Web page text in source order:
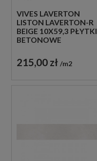
VIVES LAVERTON
LISTON LAVERTON-R
BEIGE 10X59,3 PŁYTKI
BETONOWE
215,00 zł m2